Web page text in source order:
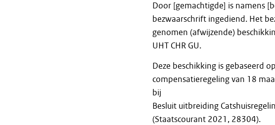
Door [gemachtigde] is namens
bezwaarschrift ingediend. Het
genomen (afwijzende)
UHT CHR GU.
Deze beschikking is gebaseerd
compensatieregeling van 18
bij
Besluit uitbreiding
(Staatscourant 2021, 28304).